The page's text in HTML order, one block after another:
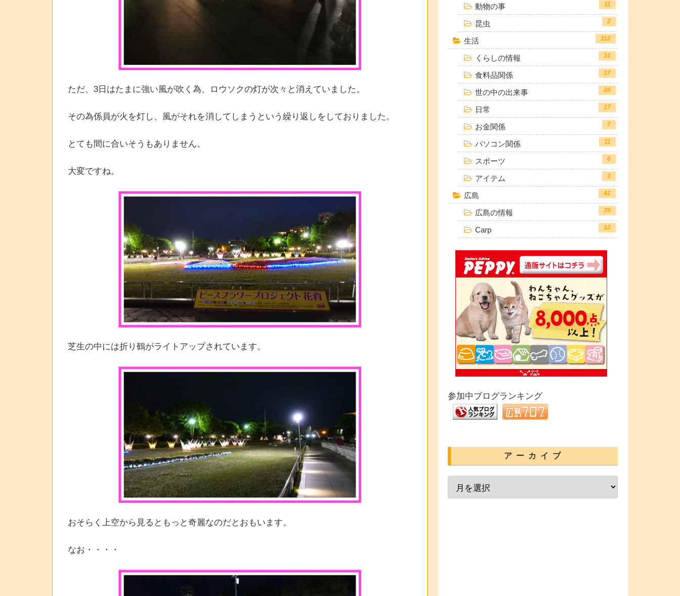
ただ、3日はたまに強い風が吹く為、ロウソクの灯が次々と消えていました。
その為係員が火を灯し、風がそれを消してしまうという繰り返しをしておりました。
とても間に合いそうもありません。
大変ですね。
芝生の中には折り鶴がライトアップされています。
おそらく上空から見るともっと奇麗なのだとおもいます。
なお・・・・
動物の事 11
昆虫 2
生活 112
くらしの情報 31
食料品関係 17
世の中の出来事 20
日常 17
お金関係 7
パソコン関係 11
スポーツ 6
アイテム 3
広島 41
広島の情報 29
Carp 12
参加中ブログランキング
アーカイブ